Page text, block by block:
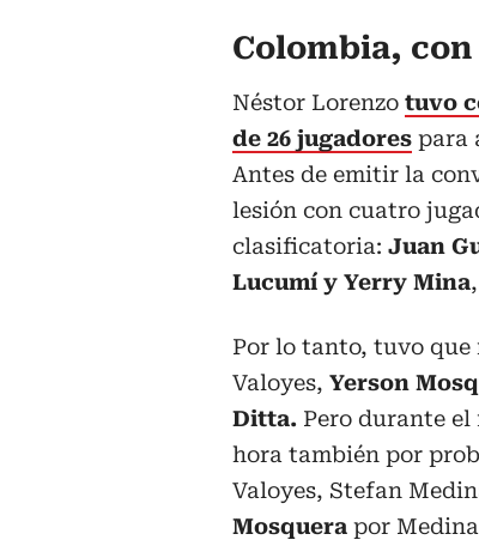
Colombia,
Néstor Lorenzo tuvo
de 26 jugadores para
Antes de emitir la
lesión con cuatro
clasificatoria: Juan
Lucumí y Yerry Mina
Por lo tanto, tuvo que
Valoyes, Yerson
Ditta. Pero durante
hora también por
Valoyes, Stefan
Mosquera por